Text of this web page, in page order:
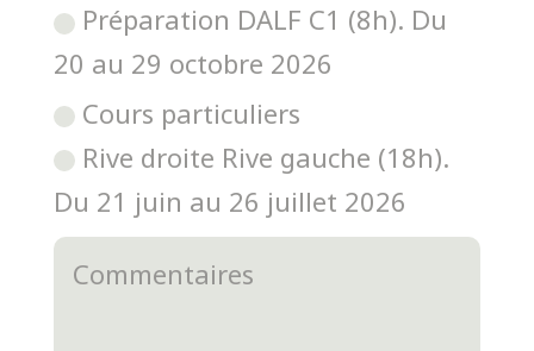
Préparation DALF C1 (8h). Du
20 au 29 octobre 2026
Cours particuliers
Rive droite Rive gauche (18h).
Du 21 juin au 26 juillet 2026